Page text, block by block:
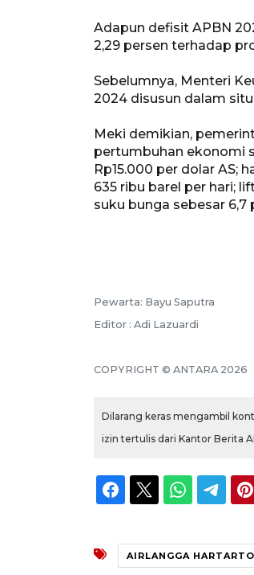
Adapun defisit APBN
2,29 persen terhadap
Sebelumnya, Menteri
2024 disusun dalam
Meki demikian,
pertumbuhan ekonomi
Rp15.000 per dolar AS;
635 ribu barel per hari;
suku bunga sebesar 6,7
Pewarta: Bayu Saputra
Editor : Adi Lazuardi
COPYRIGHT © ANTARA 2026
Dilarang keras mengambil
izin tertulis dari Kantor Berita
AIRLANGGA HARTARTO